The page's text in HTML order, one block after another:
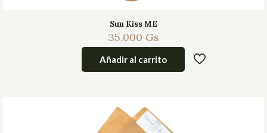
Sun Kiss ME
35.000 Gs
Añadir al carrito